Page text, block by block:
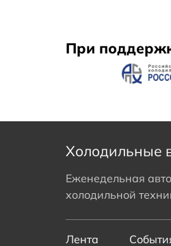
При
Холодильные
Еженедельная
холодильной
Лента